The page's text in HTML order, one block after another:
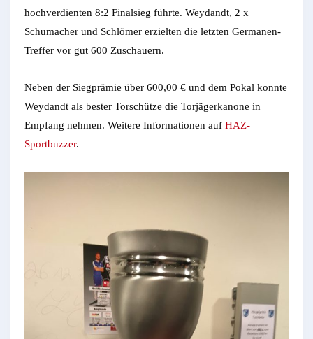
hochverdienten 8:2 Finalsieg führte. Weydandt, 2 x
Schumacher und Schlömer erzielten die letzten Germanen-
Treffer vor gut 600 Zuschauern.
Neben der Siegprämie über 600,00 € und dem Pokal konnte
Weydandt als bester Torschütze die Torjägerkanone in
Empfang nehmen. Weitere Informationen auf HAZ-
Sportbuzzer.